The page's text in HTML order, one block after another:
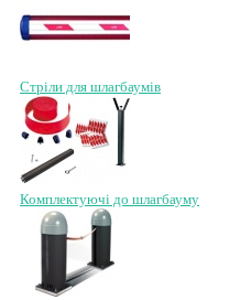
Стріли для шлагбаумів
Комплектуючі до шлагбауму